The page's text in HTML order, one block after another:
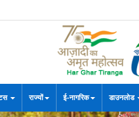
राज्यों ई-नागरिक डाउनलोड